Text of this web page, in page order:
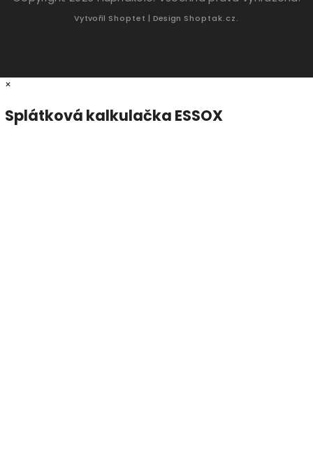
Vytvořil Shoptet | Design Shoptak.cz.
×
Splátková kalkulačka ESSOX